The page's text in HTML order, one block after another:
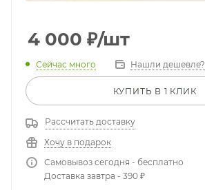
4 000 ₽/шт
Сейчас много Нашли дешевле?
КУПИТЬ В 1 КЛИК
Рассчитать доставку
Хочу в подарок
Самовывоз сегодня - бесплатно
Доставка завтра - 390 ₽